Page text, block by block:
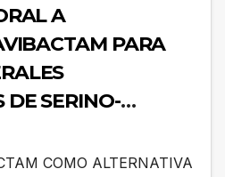
A
PARA
DE SERINO-
COMO ALTERNATIVA